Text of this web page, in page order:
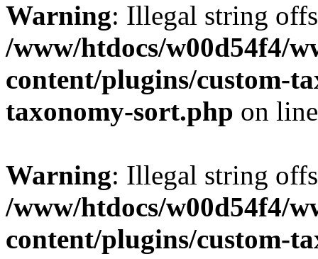
Warning: Illegal string
/www/htdocs/w00d54f4/
content/plugins/custom-
taxonomy-sort.php on
Warning: Illegal string
/www/htdocs/w00d54f4/
content/plugins/custom-